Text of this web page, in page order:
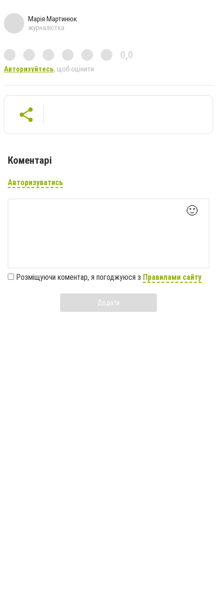
Марія Мартинюк
журналістка
0,0
Авторизуйтесь, щоб оцінити
Коментарі
Авторизуватись
🙂
Розміщуючи коментар, я погоджуюся з Правилами сайту
Додати